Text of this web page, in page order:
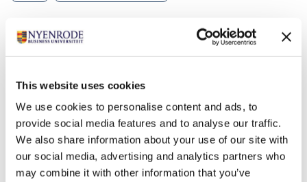
This website uses cookies
We use cookies to personalise content and ads, to
provide social media features and to analyse our traffic.
We also share information about your use of our site with
our social media, advertising and analytics partners who
may combine it with other information that you’ve
Gerelateerde opleidingen